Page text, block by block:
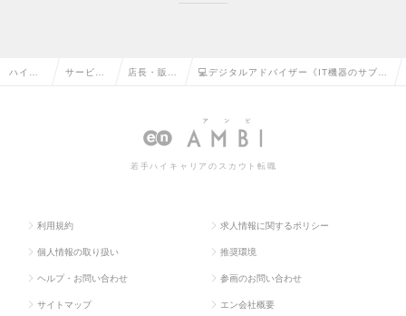
ハイク サービ 店長・販
理の転職
💻デジタルアドバイザー《IT機器のサブス
～588万円の求人情報
若手ハイキャリアのスカウト転職
利用規約 求人情報に関するポリシー
個人情報の取り扱い 推奨環境
ヘルプ・お問い合わせ 参画のお問い合わせ
サイトマップ エン会社概要